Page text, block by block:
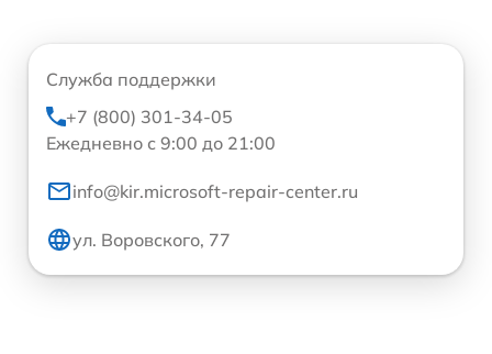
Служба поддержки
+7 (800) 301-34-05
Ежедневно с 9:00 до 21:00
info@kir.microsoft-repair-center.ru
ул. Воровского, 77